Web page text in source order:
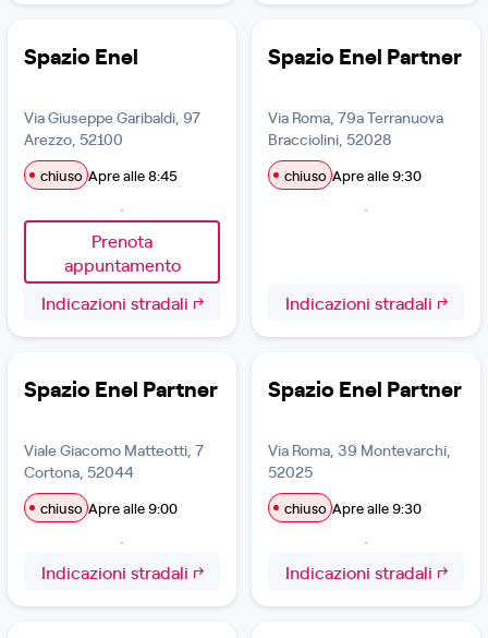
Spazio Enel
Via Giuseppe Garibaldi, 97
Arezzo, 52100
chiuso Apre alle 8:45
Prenota
appuntamento
Indicazioni stradali
Spazio Enel Partner
Via Roma, 79a Terranuova
Bracciolini, 52028
chiuso Apre alle 9:30
Indicazioni stradali
Spazio Enel Partner
Viale Giacomo Matteotti, 7
Cortona, 52044
chiuso Apre alle 9:00
Indicazioni stradali
Spazio Enel Partner
Via Roma, 39 Montevarchi,
52025
chiuso Apre alle 9:30
Indicazioni stradali